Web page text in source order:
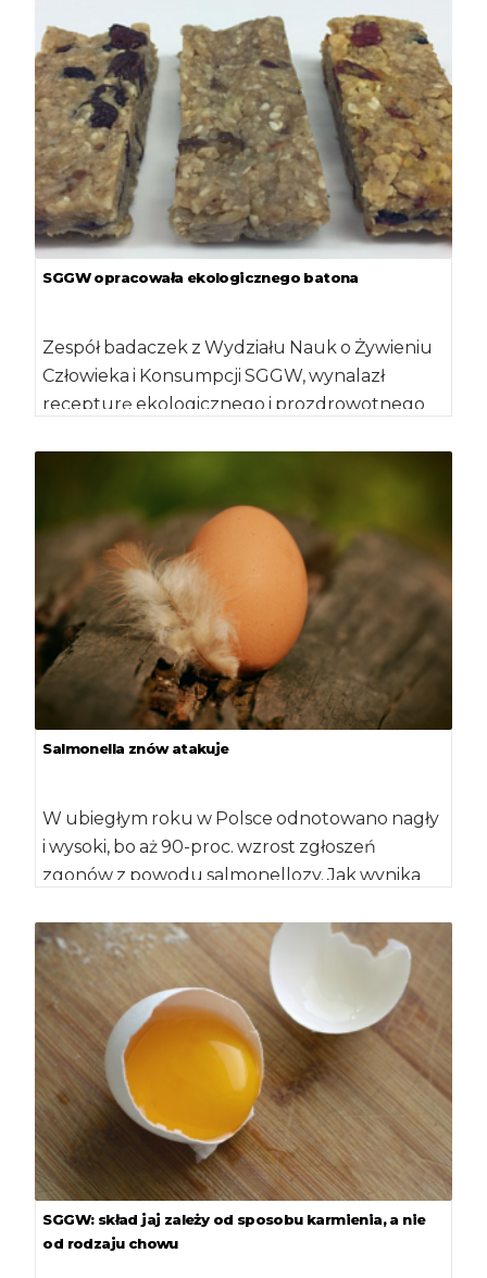
SGGW opracowała ekologicznego batona
Zespół badaczek z Wydziału Nauk o Żywieniu
Człowieka i Konsumpcji SGGW, wynalazł
recepturę ekologicznego i prozdrowotnego
Salmonella znów atakuje
W ubiegłym roku w Polsce odnotowano nagły
i wysoki, bo aż 90-proc. wzrost zgłoszeń
zgonów z powodu salmonellozy. Jak wynika
SGGW: skład jaj zależy od sposobu karmienia, a nie
od rodzaju chowu